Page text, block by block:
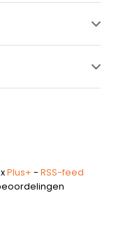
xPlus+ - RSS-feed